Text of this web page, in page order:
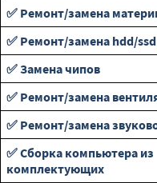
✅ Ремонт/замена
✅ Ремонт/замена hdd/
✅ Замена чипов
✅ Ремонт/замена
✅ Ремонт/замена
✅ Сборка компьютера из
комплектующих